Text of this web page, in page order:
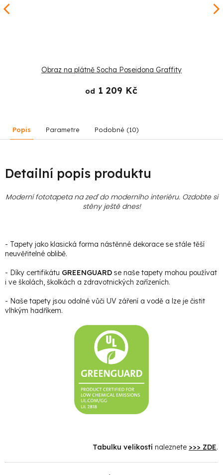
Obraz na plátně Socha Poseidona Graffity
od 1 209 Kč
Popis Parametre Podobné (10)
Detailní popis produktu
Moderní fototapeta na zeď do moderního interiéru. Ozdobte si
stěny ještě dnes!
- Tapety jako klasická forma nástěnné dekorace se stále těší
neuvěřitelné oblibě.
- Díky certifikátu GREENGUARD se naše tapety mohou používat
i ve školách, školkách a zdravotnických zařízeních.
- Naše tapety jsou odolné vůči UV záření a vodě a lze je čistit
vlhkým hadříkem.
Tabulku velikostí naleznete >>> ZDE.